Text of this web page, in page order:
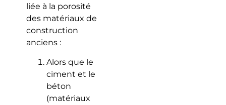
liée à la porosité
des matériaux de
construction
anciens :
Alors que le
ciment et le
béton
(matériaux